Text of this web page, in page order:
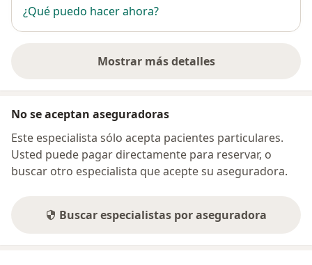
¿Qué puedo hacer ahora?
Mostrar más detalles
sobre la dirección
No se aceptan aseguradoras
Este especialista sólo acepta pacientes particulares.
Usted puede pagar directamente para reservar, o
buscar otro especialista que acepte su aseguradora.
Buscar especialistas por aseguradora